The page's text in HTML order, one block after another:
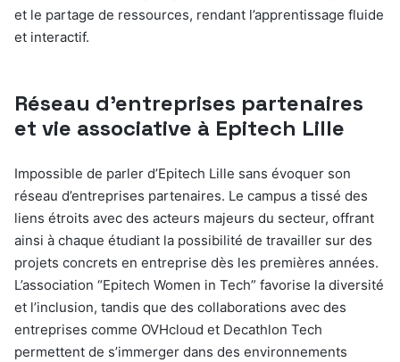
et le partage de ressources, rendant l’apprentissage fluide
et interactif.
Réseau d’entreprises partenaires
et vie associative à Epitech Lille
Impossible de parler d’Epitech Lille sans évoquer son
réseau d’entreprises partenaires. Le campus a tissé des
liens étroits avec des acteurs majeurs du secteur, offrant
ainsi à chaque étudiant la possibilité de travailler sur des
projets concrets en entreprise dès les premières années.
L’association “Epitech Women in Tech” favorise la diversité
et l’inclusion, tandis que des collaborations avec des
entreprises comme OVHcloud et Decathlon Tech
permettent de s’immerger dans des environnements